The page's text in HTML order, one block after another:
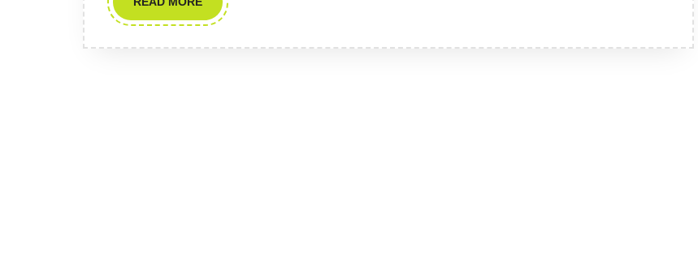
MORE